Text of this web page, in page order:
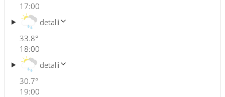
17:00
33.8°
detalii
18:00
30.7°
detalii
19:00